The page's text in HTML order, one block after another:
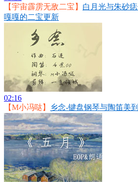
【宇宙霹雳无敌二宝】 白月光与朱砂
嘎嘎的二宝更新
02:16
【M小冯哒】
乡念-键盘钢琴与陶笛美